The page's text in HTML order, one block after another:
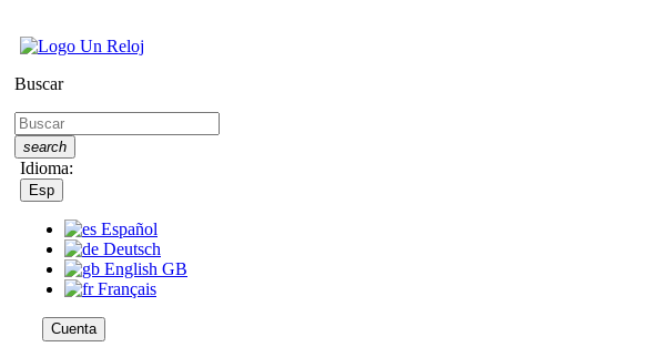
Buscar
search
Idioma:
Esp
Español
Deutsch
English GB
Français
Cuenta